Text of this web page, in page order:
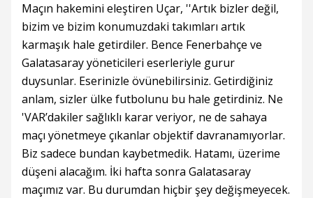
Maçın hakemini eleştiren Uçar, ''Artık bizler değil,
bizim ve bizim konumuzdaki takımları artık
karmaşık hale getirdiler. Bence Fenerbahçe ve
Galatasaray yöneticileri eserleriyle gurur
duysunlar. Eserinizle övünebilirsiniz. Getirdiğiniz
anlam, sizler ülke futbolunu bu hale getirdiniz. Ne
'VAR’dakiler sağlıklı karar veriyor, ne de sahaya
maçı yönetmeye çıkanlar objektif davranamıyorlar.
Biz sadece bundan kaybetmedik. Hatamı, üzerime
düşeni alacağım. İki hafta sonra Galatasaray
maçımız var. Bu durumdan hiçbir şey değişmeyecek.